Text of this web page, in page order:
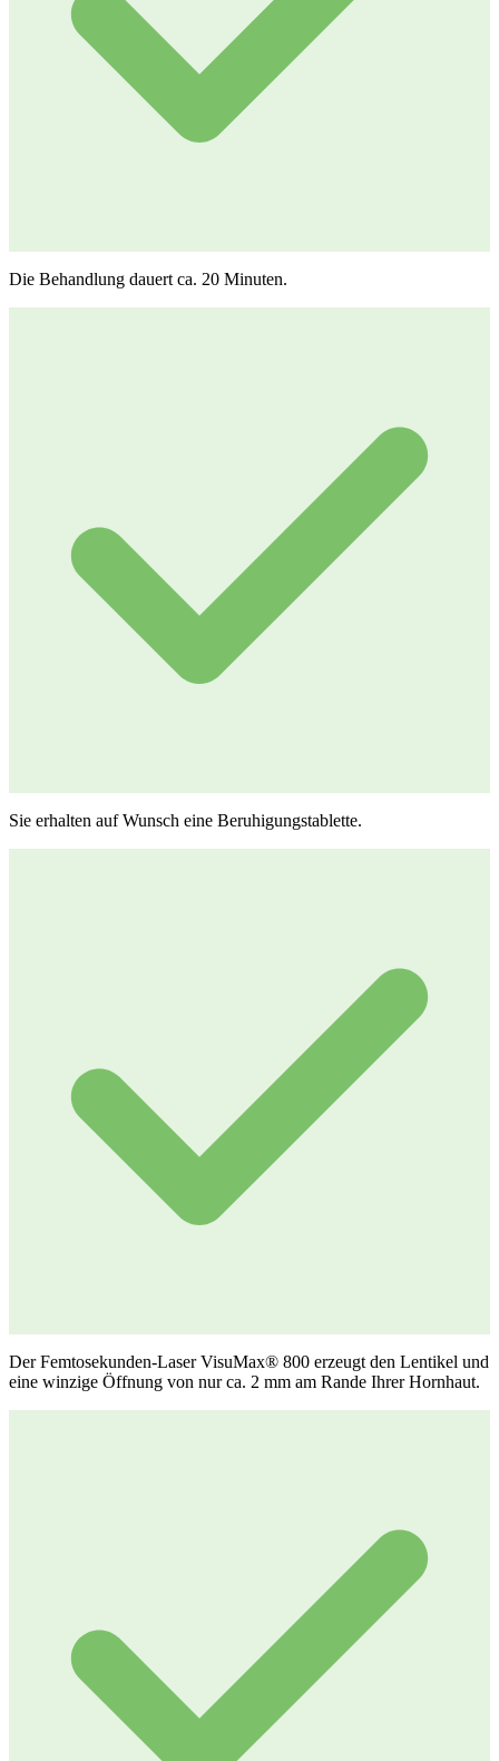
Die Behandlung dauert ca. 20 Minuten.
Sie erhalten auf Wunsch eine Beruhigungstablette.
Der Femtosekunden-Laser VisuMax® 800 erzeugt den Lentikel und
eine winzige Öffnung von nur ca. 2 mm am Rande Ihrer Hornhaut.